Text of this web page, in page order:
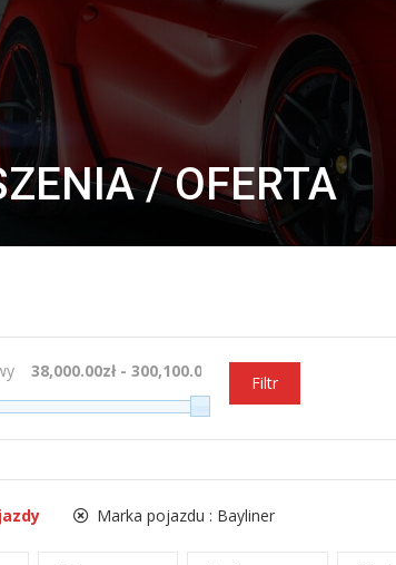
/ OFERTA
Filtr
Marka pojazdu : Bayliner